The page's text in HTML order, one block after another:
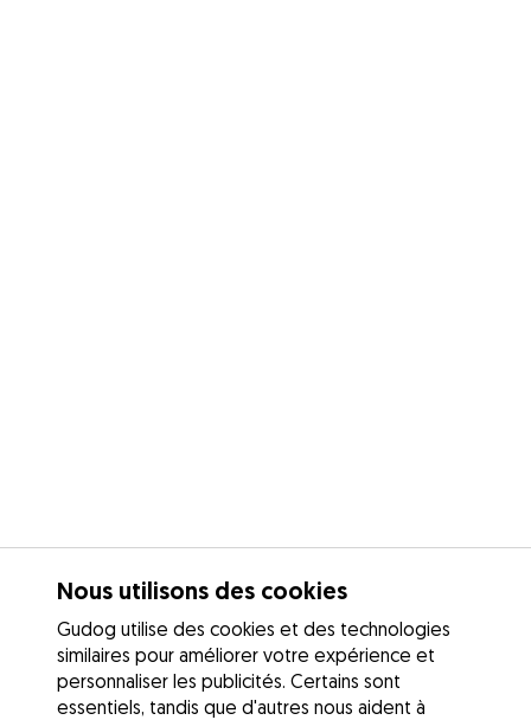
Nous utilisons des cookies
Gudog utilise des cookies et des technologies
similaires pour améliorer votre expérience et
personnaliser les publicités. Certains sont
essentiels, tandis que d'autres nous aident à